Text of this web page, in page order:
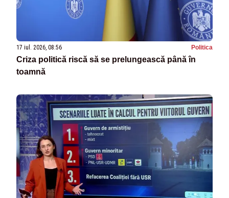
17 iul. 2026, 08:56 Politica
Criza politică riscă să se prelungească până în
toamnă